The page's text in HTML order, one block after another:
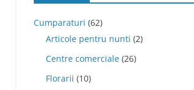
Cumparaturi (62)
Articole pentru nunti (2)
Centre comerciale (26)
Florarii (10)